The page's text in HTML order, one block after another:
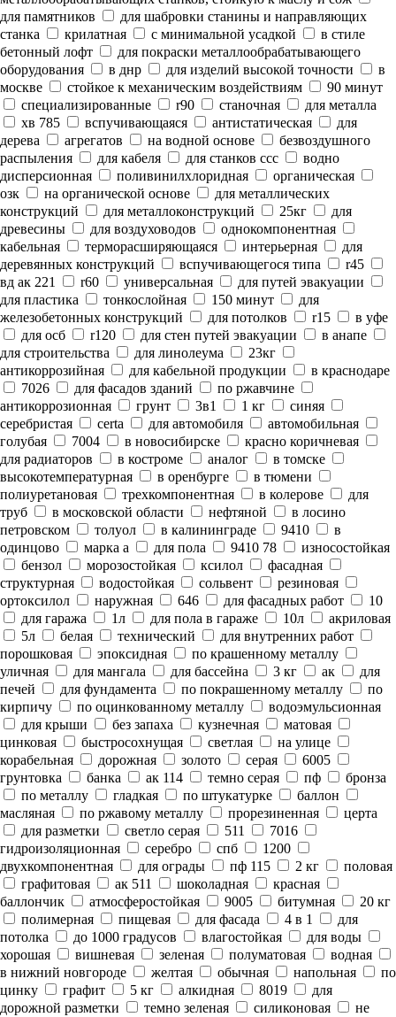
для памятников
для шабровки станины и направляющих
станка
крилатная с минимальной усадкой
в стиле
бетонный лофт
для покраски металлообрабатывающего
оборудования
в днр для изделий высокой точности
в
москве
стойкое к механическим воздействиям
90 минут
специализированные
r90 станочная
для металла
хв 785
вспучивающаяся антистатическая
для
дерева
агрегатов на водной основе
безвоздушного
распыления
для кабеля для станков ссс
водно
дисперсионная
поливинилхлоридная
органическая
озк
на органической основе
для металлических
конструкций
для металлоконструкций 25кг
для
древесины
для воздуховодов
однокомпонентная
кабельная
терморасширяющаяся интерьерная
для
деревянных конструкций
вспучивающегося типа
r45
вд ак 221
r60 универсальная
для путей эвакуации
для пластика
тонкослойная 150 минут
для
железобетонных конструкций
для потолков r15
в уфе
для осб
r120 для стен путей эвакуации
в анапе
для строительства
для линолеума
23кг
антикоррозийная
для кабельной продукции
в краснодаре
7026
для фасадов зданий
по ржавчине
антикоррозионная
грунт 3в1 1 кг
синяя
серебристая
certa для автомобиля
автомобильная
голубая
7004 в новосибирске
красно коричневая
для радиаторов
в костроме аналог
в томске
высокотемпературная
в оренбурге
в тюмени
полиуретановая
трехкомпонентная в колерове
для
труб
в московской области нефтяной
в лосино
петровском
толуол в калининграде 9410
в
одинцово
марка а для пола 9410 78
износостойкая
бензол
морозостойкая ксилол
фасадная
структурная
водостойкая сольвент
резиновая
ортоксилол
наружная 646 для фасадных работ
10
для гаража
1л для пола в гараже 10л
акриловая
5л
белая технический
для внутренних работ
порошковая
эпоксидная
по крашенному металлу
уличная
для мангала для бассейна 3 кг ак
для
печей
для фундамента по покрашенному металлу
по
кирпичу
по оцинкованному металлу
водоэмульсионная
для крыши
без запаха кузнечная
матовая
цинковая
быстросохнущая светлая
на улице
корабельная
дорожная золото серая
6005
грунтовка
банка ак 114 темно серая пф
бронза
по металлу
гладкая по штукатурке
баллон
масляная
по ржавому металлу прорезиненная
церта
для разметки
светло серая 511
7016
гидроизоляционная
серебро спб
1200
двухкомпонентная
для ограды пф 115 2 кг
половая
графитовая
ак 511 шоколадная
красная
баллончик
атмосферостойкая 9005 битумная
20 кг
полимерная
пищевая для фасада 4 в 1
для
потолка
до 1000 градусов влагостойкая
для воды
хорошая
вишневая зеленая полуматовая
водная
в нижний новгороде
желтая обычная напольная
по
цинку
графит 5 кг алкидная 8019
для
дорожной разметки
темно зеленая силиконовая
не